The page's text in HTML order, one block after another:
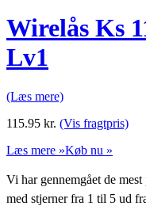
Wirelås Ks
Lv1
(Læs mere)
115.95 kr. (Vis fragtpris)
Læs mere »Køb nu »
Vi har gennemgået de
med stjerner fra 1 til 5 ud